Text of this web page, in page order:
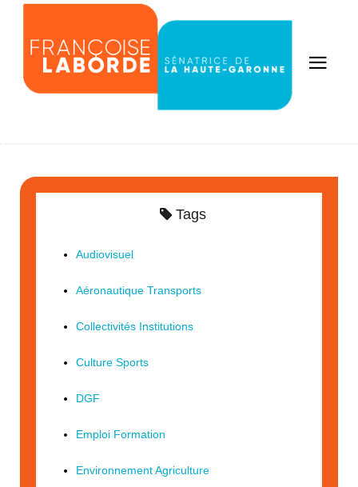
Tags
Audiovisuel
Aéronautique Transports
Collectivités Institutions
Culture Sports
DGF
Emploi Formation
Environnement Agriculture